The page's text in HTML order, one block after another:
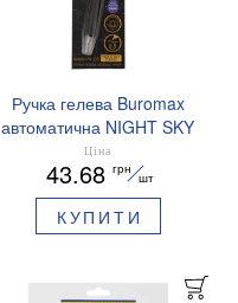
Ручка гелева Buromax
автоматична NIGHT SKY
ZODIAC 0.5 мм
ароматизований грип синє
чорнило BM.8379-01
Ціна
43.68 грн
шт
КУПИТИ